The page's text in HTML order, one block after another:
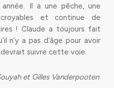
Il a une pêche, une
et continue de
! Claude a toujours fait
n’y a pas d’âge pour avoir
suivre cette voie.
et Gilles Vanderpooten